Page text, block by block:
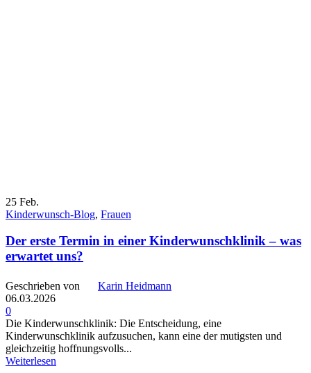
25 Feb.
Kinderwunsch-Blog, Frauen
Der erste Termin in einer Kinderwunschklinik – was
erwartet uns?
Geschrieben von
Karin Heidmann
06.03.2026
0
Die Kinderwunschklinik: Die Entscheidung, eine
Kinderwunschklinik aufzusuchen, kann eine der mutigsten und
gleichzeitig hoffnungsvolls...
Weiterlesen